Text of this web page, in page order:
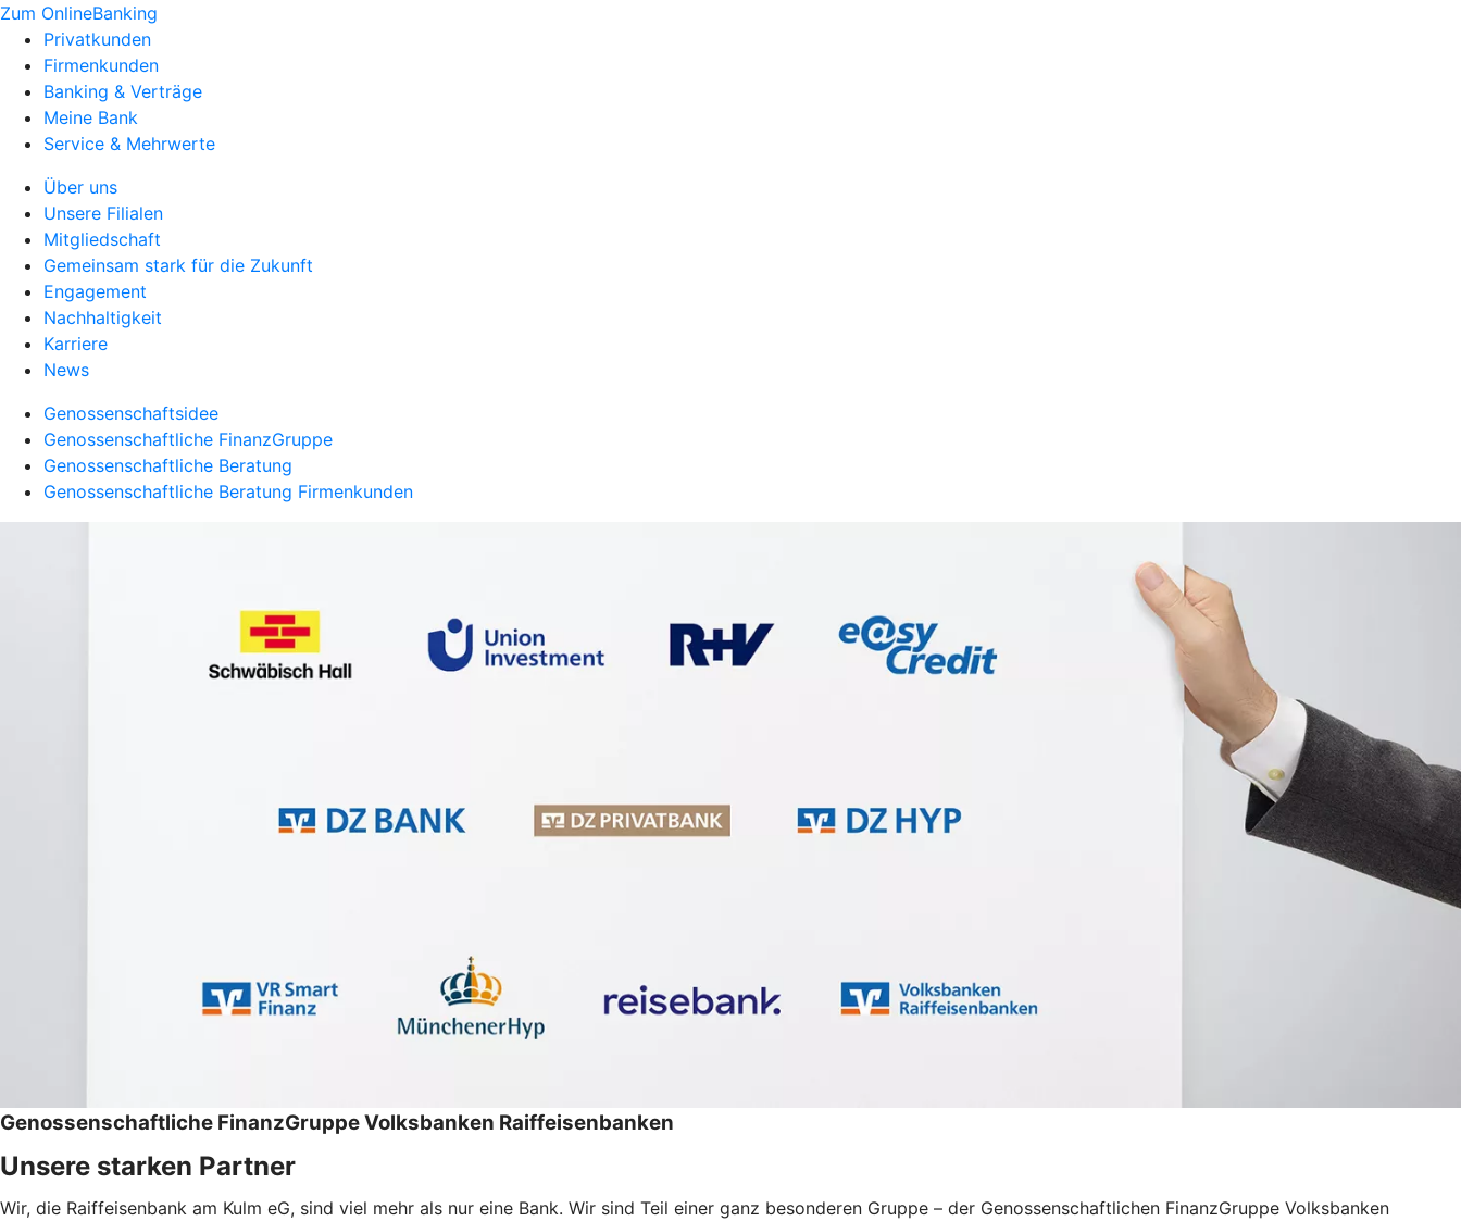
Zum OnlineBanking
Privatkunden
Firmenkunden
Banking & Verträge
Meine Bank
Service & Mehrwerte
Über uns
Unsere Filialen
Mitgliedschaft
Gemeinsam stark für die Zukunft
Engagement
Nachhaltigkeit
Karriere
News
Genossenschaftsidee
Genossenschaftliche FinanzGruppe
Genossenschaftliche Beratung
Genossenschaftliche Beratung Firmenkunden
Genossenschaftliche FinanzGruppe Volksbanken Raiffeisenbanken
Unsere starken Partner
Wir, die Raiffeisenbank am Kulm eG, sind viel mehr als nur eine Bank. Wir sind Teil einer ganz besonderen Gruppe – der Genossenschaftlichen FinanzGruppe Volksbanken